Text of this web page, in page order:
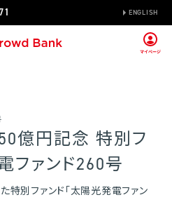
ENGLISH
億円記念 特別フ
ファンド260号
別ファンド「太陽光発電ファン